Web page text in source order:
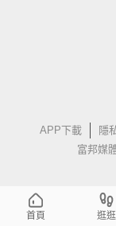
APP下載 隱
富邦媒
首頁 逛逛